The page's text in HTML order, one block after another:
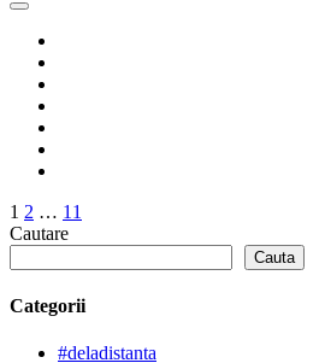
Posts
pagination
1 2 … 11
Cautare
Cauta
Categorii
#deladistanta